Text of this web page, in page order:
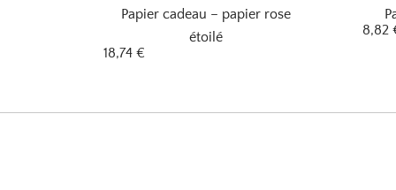
Papier cadeau – papier rose
étoilé
18,74 €
8,82